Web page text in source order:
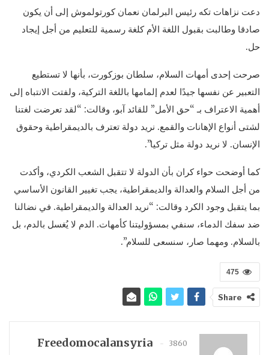
دعت نزاهات تكه رئيس البرلمان نعمان كورتولموش إلى أن يكون
صادقا وطالبت بقبول اللغة الأم كلغة رسمية للتعليم من أجل إيجاد
حل.
صرحت إحدى أمهات السلام، سلطان بوزكورت، بأنها لا تستطيع
التعبير عن نفسها جيدًا لعدم إلمامها باللغة التركية، ولفتت الانتباه إلى
أهمية الاعتراف بـ “حق الأمل” للقائد آبو، وقالت: “لقد تعرضت لغتنا
لشتى أنواع الإهانات والقمع. نريد دولة تعترف بالديمقراطية وحقوق
الإنسان. لا نريد دولة مثل تركيا”.
كما أوضحت حواء كران بأن الدولة لا تتقبل الشعب الكردي، وأكدت
من أجل السلام والعدالة والديمقراطية، يجب تغيير القانون الأساسي
بما يتقبل وجود الكرد وقالت: “نريد العدالة والديمقراطية. في نضالنا
ضد سفك الدماء، سنفي بمسؤوليتنا كأمهات. الدم لا يُغسل بالدم، بل
بالسلام. ومهما صار، سنسعى للسلام”.
475
Share
Freedomocalansyria
3860